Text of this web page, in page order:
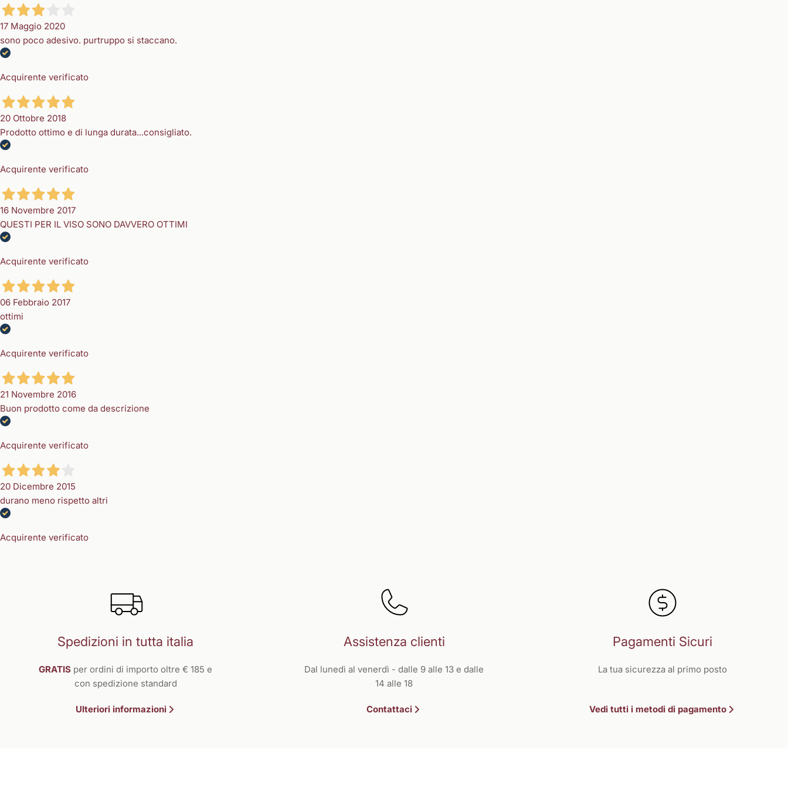
17 Maggio 2020
sono poco adesivo. purtruppo si staccano.
Acquirente verificato
20 Ottobre 2018
Prodotto ottimo e di lunga durata...consigliato.
Acquirente verificato
16 Novembre 2017
QUESTI PER IL VISO SONO DAVVERO OTTIMI
Acquirente verificato
06 Febbraio 2017
ottimi
Acquirente verificato
21 Novembre 2016
Buon prodotto come da descrizione
Acquirente verificato
20 Dicembre 2015
durano meno rispetto altri
Acquirente verificato
Spedizioni in tutta italia
GRATIS per ordini di importo oltre € 185 e
con spedizione standard
Ulteriori informazioni
Assistenza clienti
Dal lunedì al venerdì - dalle 9 alle 13 e dalle
14 alle 18
Contattaci
Pagamenti Sicuri
La tua sicurezza al primo posto
Vedi tutti i metodi di pagamento